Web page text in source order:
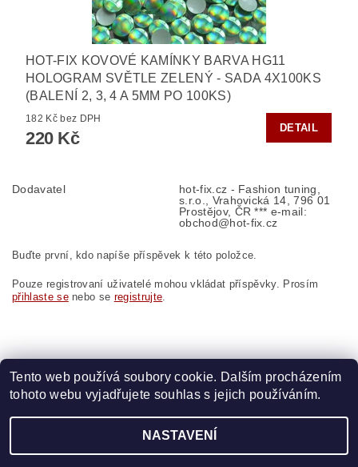
HOT-FIX KOVOVÉ KAMÍNKY BARVA HG11
HOLOGRAM SVĚTLE ZELENÝ - SADA 4X100KS
(BALENÍ 2, 3, 4 A 5MM PO 100KS)
182 Kč bez DPH
220 Kč
DETAIL
Dodavatel
hot-fix.cz - Fashion tuning,
s.r.o., Vrahovická 14, 796 01
Prostějov, ČR *** e-mail:
obchod@hot-fix.cz
Buďte první, kdo napíše příspěvek k této položce.
Pouze registrovaní uživatelé mohou vkládat příspěvky. Prosím
přihlaste senebo se registrujte
Zboží.cz | Heureka.cz | Vyšívací.cz | Crystalstyle.cz
2026 ©HOT-FIX, všechna práva vyhrazena
Tento web používá soubory cookie. Dalším procházením
tohoto webu vyjadřujete souhlas s jejich používáním.
NASTAVENÍ